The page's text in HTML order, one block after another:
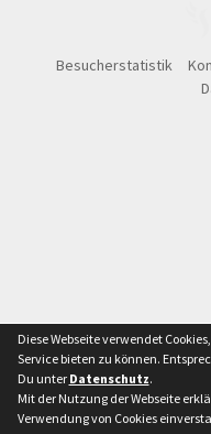
Besucherstatistik
Diese Webseite verwendet
Service bieten zu können.
Du unter Datenschutz.
Mit der Nutzung der Webseite
Verwendung von Cookies